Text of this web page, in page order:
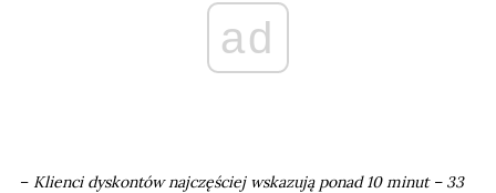
ad
– Klienci dyskontów najczęściej wskazują ponad 10 minut – 33